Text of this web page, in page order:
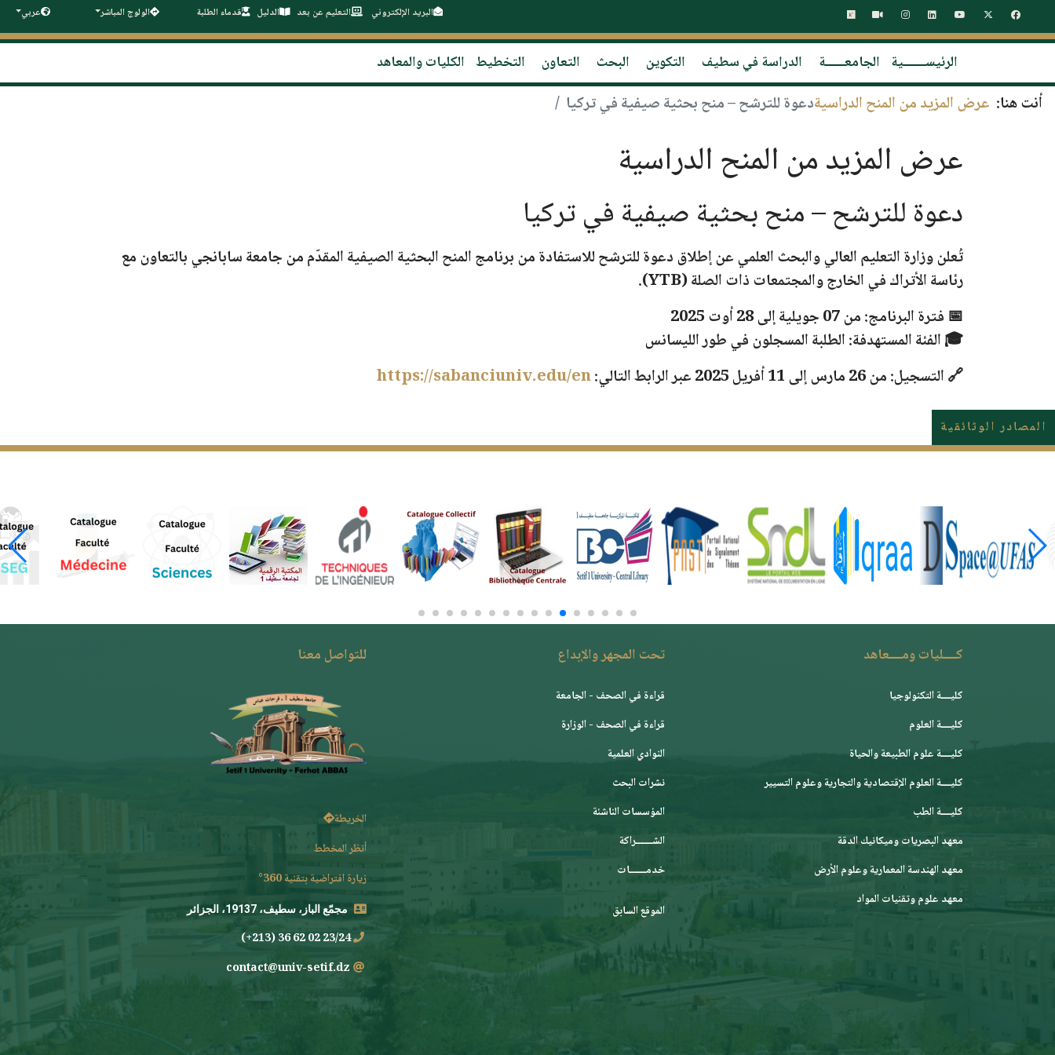
البريد الإلكتروني التعليم عن بعد الدليل قدماء الطلبة الولوج المباشر عربي
الرئيســـــــية الجامعــــــة الدراسة في سطيف التكوين البحث التعاون التخطيط الكليات والمعاهد
أنت هنا: عرض المزيد من المنح الدراسيةدعوة للترشح – منح بحثية صيفية في تركيا
عرض المزيد من المنح الدراسية
دعوة للترشح – منح بحثية صيفية في تركيا
تُعلنوزارة التعليم العالي والبحث العلميعن إطلاقدعوة للترشحللاستفادة منبرنامج المنح البحثية الصيفيةالمقدّم منجامعة سابانجيبالتعاون مع
رئاسة الأتراك في الخارج والمجتمعات ذات الصلة (YTB)
.
📅 فترة البرنامج:من07 جويلية إلى 28 أوت 2025
🎓الفئة المستهدفة:الطلبة المسجلون فيطور الليسانس
🔗التسجيل:من26 مارس إلى 11 أفريل 2025 عبر الرابط التالي:https://sabanciuniv.edu/en
المصادر الوثائقية
كــــليات ومــــعاهد
كليــــة التكنولوجيا
كليــــة العلوم
كليــــة علوم الطبيعة والحياة
كليــــة العلوم الإقتصادية والتجارية وعلوم التسيير
كليــــة الطب
معهد البصريات وميكانيك الدقة
معهد الهندسة المعمارية وعلوم الأرض
معهد علوم وتقنيات المواد
تحت المجهر والإبداع
قراءة في الصحف - الجامعة
قراءة في الصحف - الوزارة
النوادي العلمية
نشرات البحث
المؤسسات الناشئة
الشـــــــراكة
خدمـــــــات
الموقع السابق
للتواصل معنا
الخريطة
أنظر المخطط
زيارة افتراضية بتقنية 360°
مجمّع الباز، سطيف، 19137، الجزائر
23/24 02 62 36 (213+)
contact@univ-setif.dz